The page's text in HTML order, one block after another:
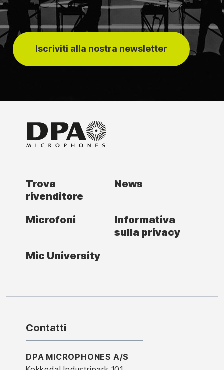
Iscriviti alla nostra newsletter
Trova
rivenditore
News
Microfoni
Informativa
sulla privacy
Mic University
Contatti
DPA MICROPHONES A/S